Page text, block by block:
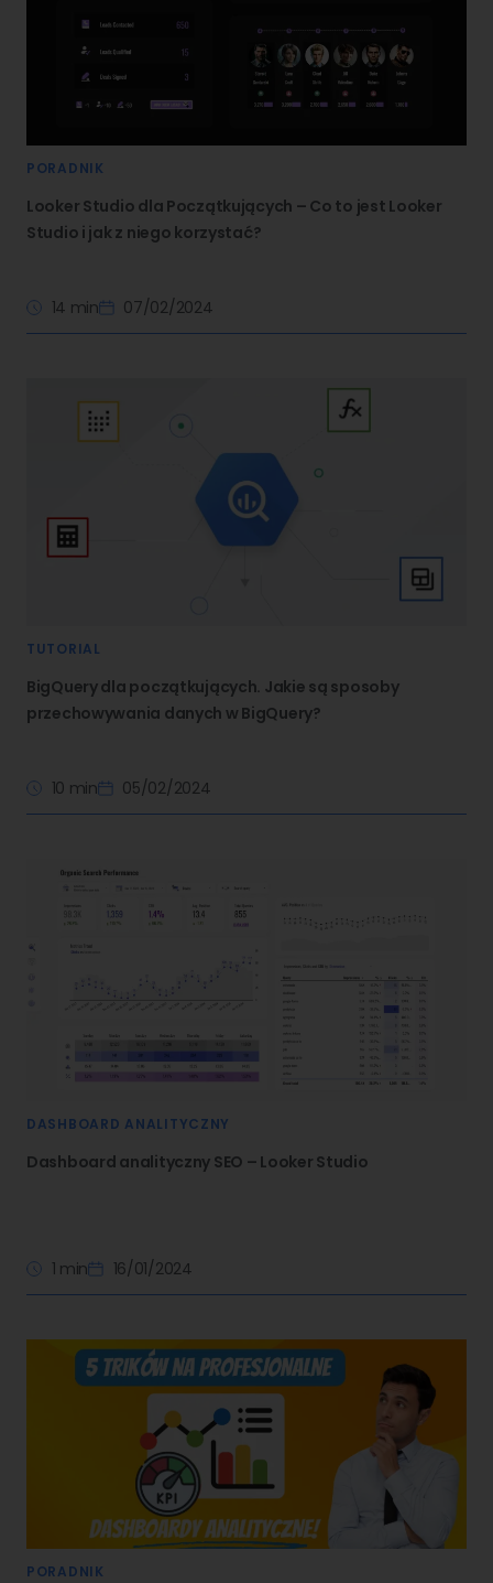
PORADNIK
Looker Studio dla Początkujących – Co to jest Looker
Studio i jak z niego korzystać?
14 min 07/02/2024
TUTORIAL
BigQuery dla początkujących. Jakie są sposoby
przechowywania danych w BigQuery?
10 min 05/02/2024
DASHBOARD ANALITYCZNY
Dashboard analityczny SEO – Looker Studio
1 min 16/01/2024
PORADNIK